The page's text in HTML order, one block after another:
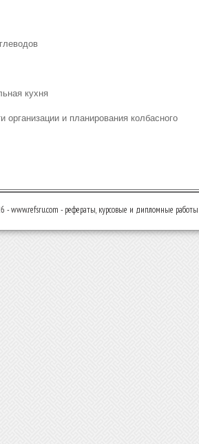
кухня
организации и планирования колбасного
www.refsru.com - рефераты, курсовые и дипломные работы